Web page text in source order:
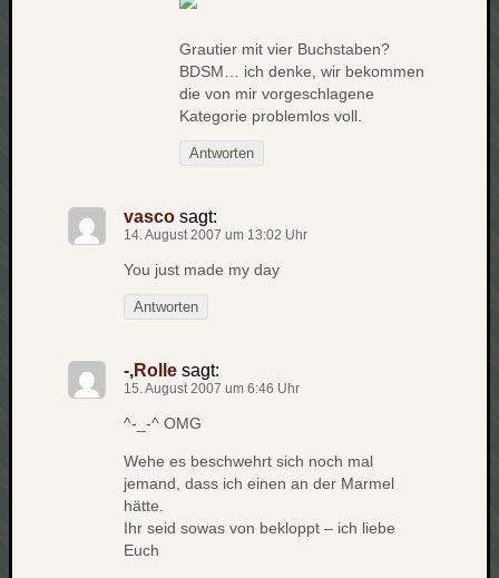
Grautier mit vier Buchstaben?
BDSM… ich denke, wir bekommen
die von mir vorgeschlagene
Kategorie problemlos voll.
Antworten
vasco sagt:
14. August 2007 um 13:02 Uhr
You just made my day
Antworten
-,Rolle sagt:
15. August 2007 um 6:46 Uhr
^-_-^ OMG
Wehe es beschwehrt sich noch mal
jemand, dass ich einen an der Marmel
hätte.
Ihr seid sowas von bekloppt – ich liebe
Euch